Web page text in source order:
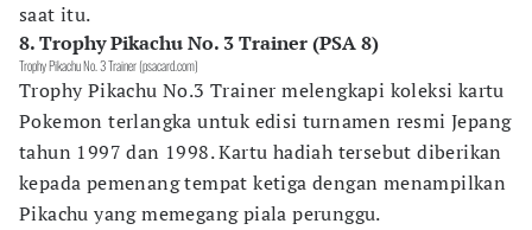
saat itu.
8. Trophy Pikachu No. 3 Trainer (PSA 8)
Trophy Pikachu No. 3 Trainer (psacard.com)
Trophy Pikachu No.3 Trainer melengkapi koleksi kartu
Pokemon terlangka untuk edisi turnamen resmi Jepang
tahun 1997 dan 1998. Kartu hadiah tersebut diberikan
kepada pemenang tempat ketiga dengan menampilkan
Pikachu yang memegang piala perunggu.